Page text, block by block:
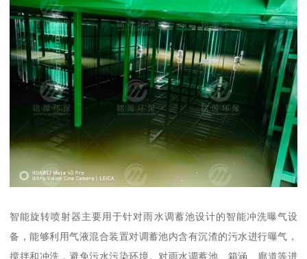
智能旋转喷射器主要用于针对雨水调蓄池设计的智能冲洗曝气设
备，能够利用气液混合装置对调蓄池内含有沉渣的污水进行曝气，
搅拌和冲洗，避免污水污染环境。对雨水调蓄池、箱涵、廊道等进